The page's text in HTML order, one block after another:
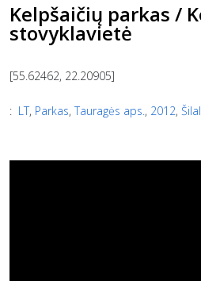
Kelpšaičių parkas /
stovyklavietė
[55.62462, 22.20905]
: LT, Parkas, Tauragės aps., 2012,